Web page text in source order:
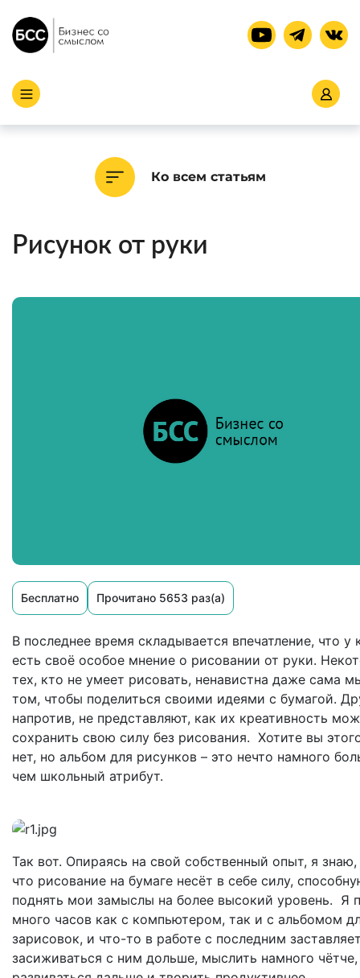
Ко всем статьям
Рисунок от руки
Бесплатно Прочитано 5653 раз(а)
В последнее время складывается впечатление, что у
есть своё особое мнение о рисовании от руки.
тех, кто не умеет рисовать, ненавистна даже сама
том, чтобы поделиться своими идеями с бумагой.
напротив, не представляют, как их креативность
сохранить свою силу без рисования. Хотите вы
нет, но альбом для рисунков – это нечто намного
чем школьный атрибут.
Так вот. Опираясь на свой собственный опыт, я знаю,
что рисование на бумаге несёт в себе силу,
поднять мои замыслы на более высокий уровень. Я
много часов как с компьютером, так и с альбомом
зарисовок, и что-то в работе с последним
засиживаться с ним дольше, мыслить намного чётче,